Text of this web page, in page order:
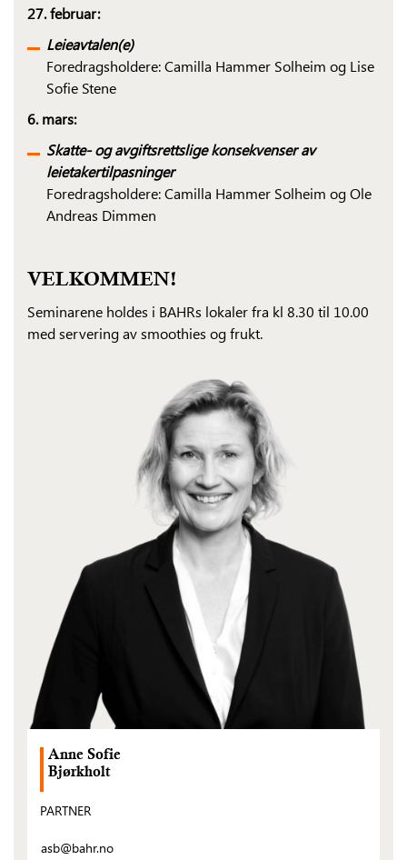
27. februar:
Leieavtalen(e)
Foredragsholdere: Camilla Hammer Solheim og Lise
Sofie Stene
6. mars:
Skatte- og avgiftsrettslige konsekvenser av
leietakertilpasninger
Foredragsholdere: Camilla Hammer Solheim og Ole
Andreas Dimmen
VELKOMMEN!
Seminarene holdes i BAHRs lokaler fra kl 8.30 til 10.00
med servering av smoothies og frukt.
Anne Sofie
Bjørkholt
PARTNER
asb@bahr.no